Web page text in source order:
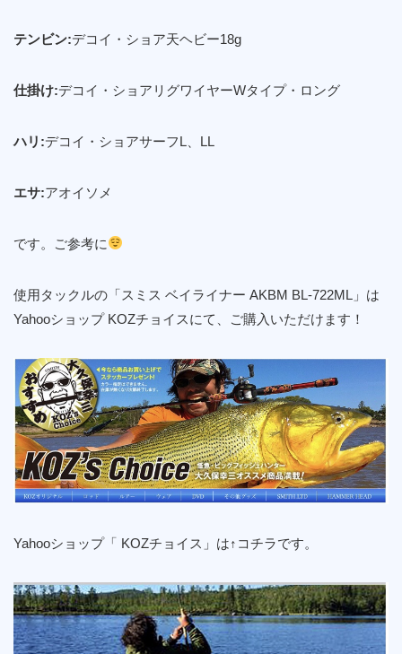
テンビン:デコイ・ショア天ヘビー18g
仕掛け:デコイ・ショアリグワイヤーWタイプ・ロング
ハリ:デコイ・ショアサーフL、LL
エサ:アオイソメ
です。ご参考に
使用タックルの「スミス ベイライナー AKBM BL-722ML」は
Yahooショップ KOZチョイスにて、ご購入いただけます！
Yahooショップ「 KOZチョイス」は↑コチラです。